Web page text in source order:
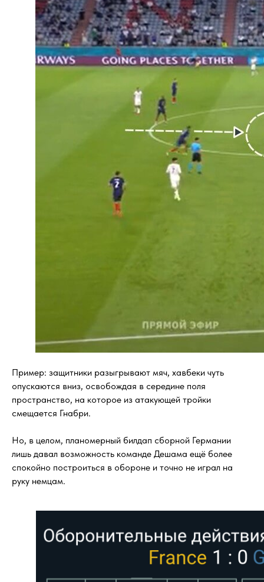
Пример: защитники разыгрывают мяч, хавбеки чуть
опускаются вниз, освобождая в середине поля
пространство, на которое из атакующей тройки
смещается Гнабри.
Но, в целом, планомерный билдап сборной Германии
лишь давал возможность команде Дешама ещё более
спокойно построиться в обороне и точно не играл на
руку немцам.